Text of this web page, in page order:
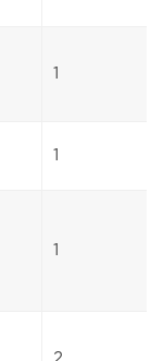
1
1
1
2